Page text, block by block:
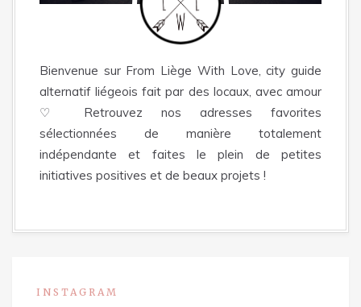
Bienvenue sur From Liège With Love, city guide
alternatif liégeois fait par des locaux, avec amour
♡ Retrouvez nos adresses favorites
sélectionnées de manière totalement
indépendante et faites le plein de petites
initiatives positives et de beaux projets !
INSTAGRAM